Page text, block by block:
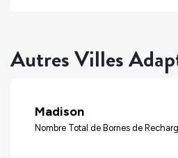
Autres Villes
Madison
Nombre Total de Bornes de